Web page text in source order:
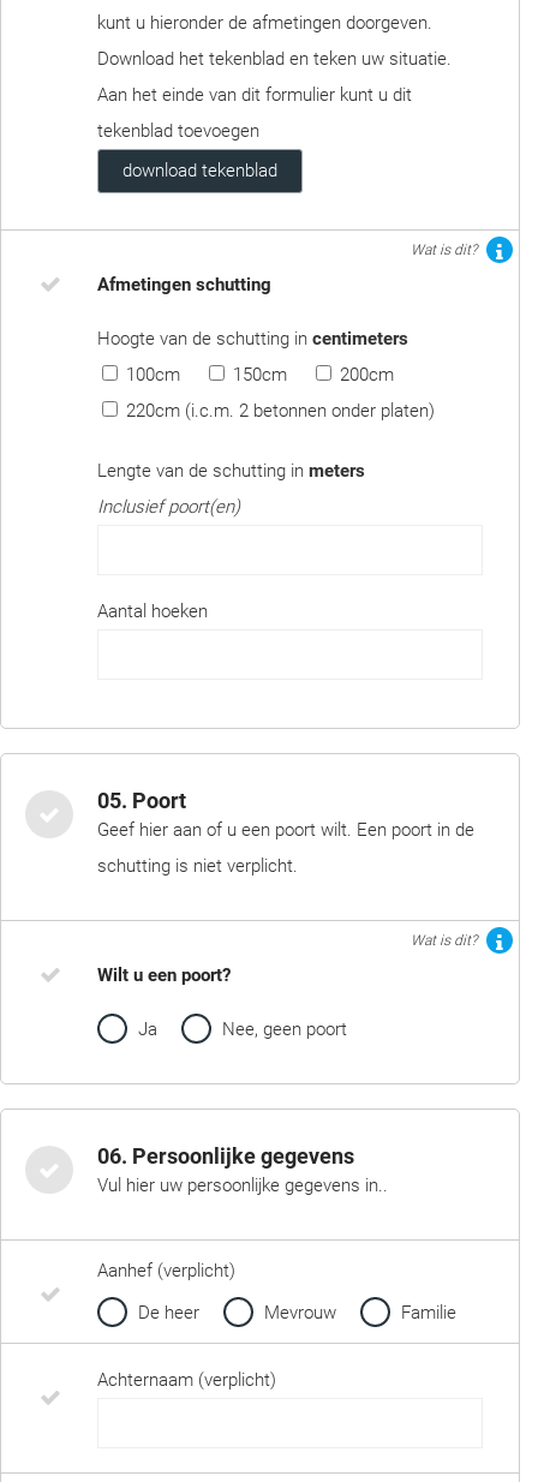
kunt u hieronder de afmetingen doorgeven.
Download het tekenblad en teken uw situatie.
Aan het einde van dit formulier kunt u dit
tekenblad toevoegen
download tekenblad
Wat is dit?
Afmetingen schutting
Hoogte van de schutting in centimeters
100cm
150cm
200cm
220cm (i.c.m. 2 betonnen onder platen)
Lengte van de schutting in meters
Inclusief poort(en)
Aantal hoeken
05. Poort
Geef hier aan of u een poort wilt. Een poort in de
schutting is niet verplicht.
Wat is dit?
Wilt u een poort?
Ja Nee, geen poort
06. Persoonlijke gegevens
Vul hier uw persoonlijke gegevens in..
Aanhef (verplicht)
De heer
Mevrouw Familie
Achternaam (verplicht)